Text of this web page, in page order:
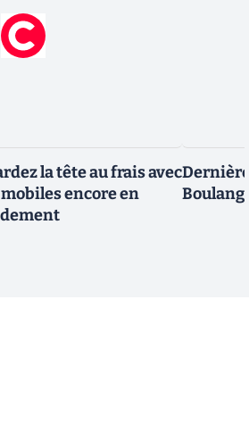
la tête au frais avec
encore en